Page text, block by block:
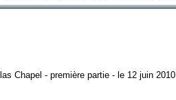
Chapel - première partie - le 12 juin 2010